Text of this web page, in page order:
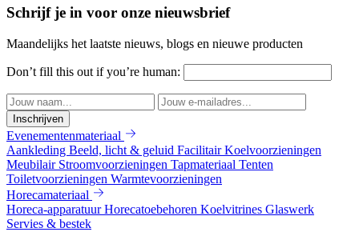
Schrijf je in voor onze nieuwsbrief
Maandelijks het laatste nieuws, blogs en nieuwe producten
Don’t fill this out if you’re human:
Inschrijven
Evenementenmateriaal
Aankleding Beeld, licht & geluid FacilitairKoelvoorzieningen
Meubilair Stroomvoorzieningen Tapmateriaal Tenten
Toiletvoorzieningen Warmtevoorzieningen
Horecamateriaal
Horeca-apparatuurHorecatoebehoren Koelvitrines Glaswerk
Servies & bestek